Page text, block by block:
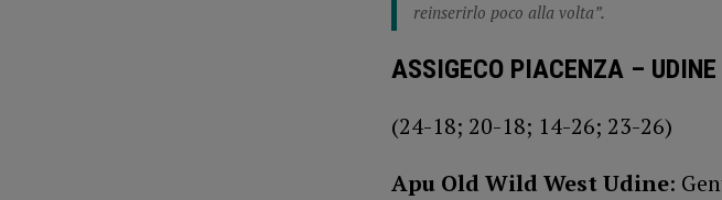
reinserirlo poco alla volta”.
ASSIGECO PIACENZA –
(24-18; 20-18; 14-26; 23-26)
Apu Old Wild West Udine: